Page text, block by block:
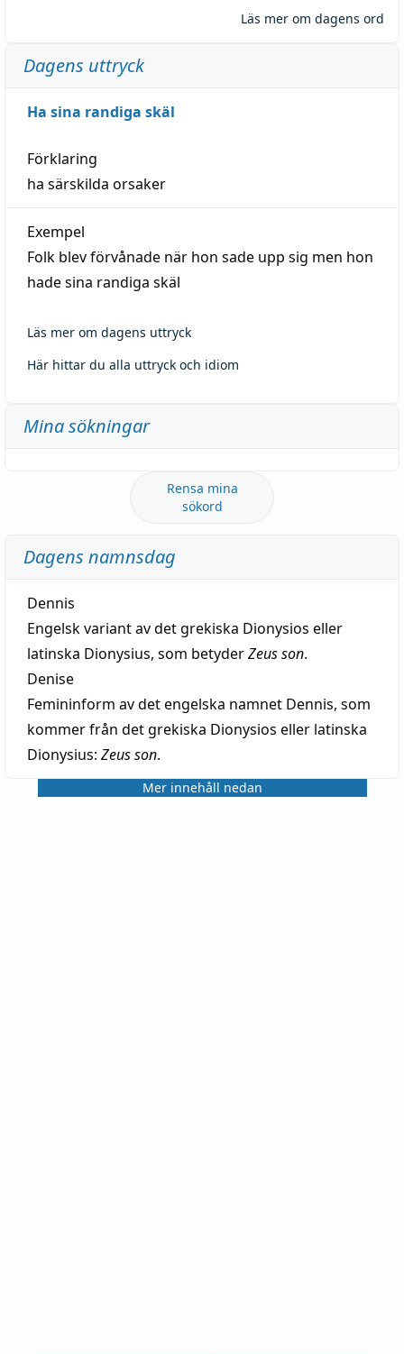
Läs mer om dagens ord
Dagens uttryck
Ha sina randiga skäl
Förklaring
ha särskilda orsaker
Exempel
Folk blev förvånade när hon sade upp sig men hon
hade sina randiga skäl
Läs mer om dagens uttryck
Här hittar du alla uttryck och idiom
Mina sökningar
Rensa mina
sökord
Dagens namnsdag
Dennis
Engelsk variant av det grekiska Dionysios eller
latinska Dionysius, som betyderZeus son.
Denise
Femininform av det engelska namnet Dennis, som
kommer från det grekiska Dionysios eller latinska
Dionysius: Zeus son.
Mer innehåll nedan